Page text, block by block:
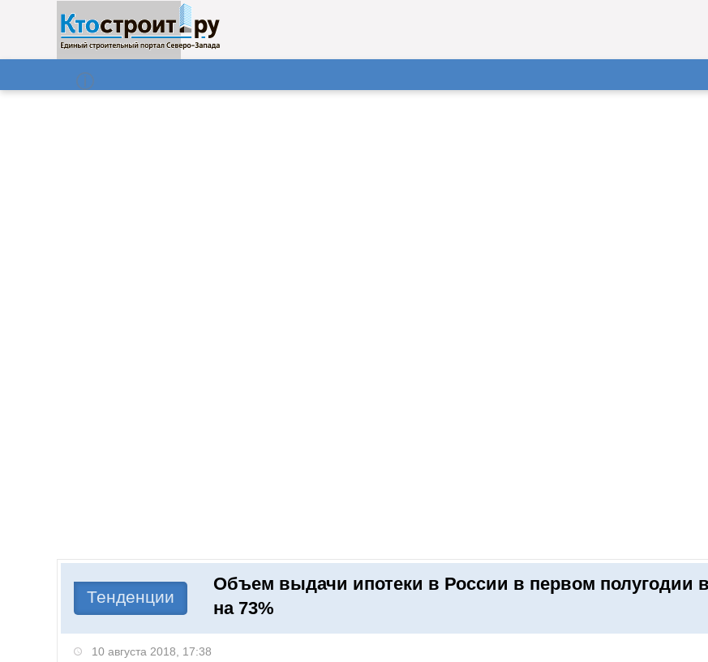
Тенденции
Объем выдачи ипотеки в России в первом полугодии
на 73%
10 августа 2018, 17:38